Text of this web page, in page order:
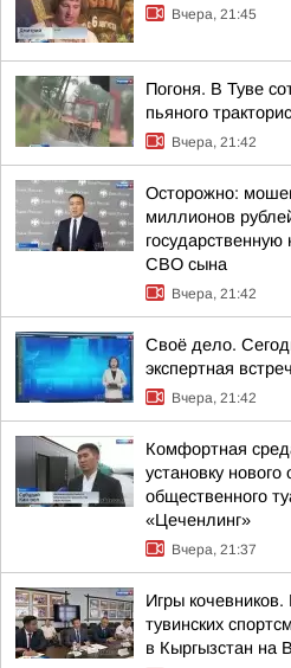
Вчера, 21:45
Погоня. В Туве
пьяного
Вчера, 21:42
Осторожно:
миллионов
государственную
СВО сына
Вчера, 21:42
Своё дело.
экспертная
Вчера, 21:42
Комфортная
установку нового
общественного
«Цеченлинг»
Вчера, 21:37
Игры
тувинских
в Кыргызстан на